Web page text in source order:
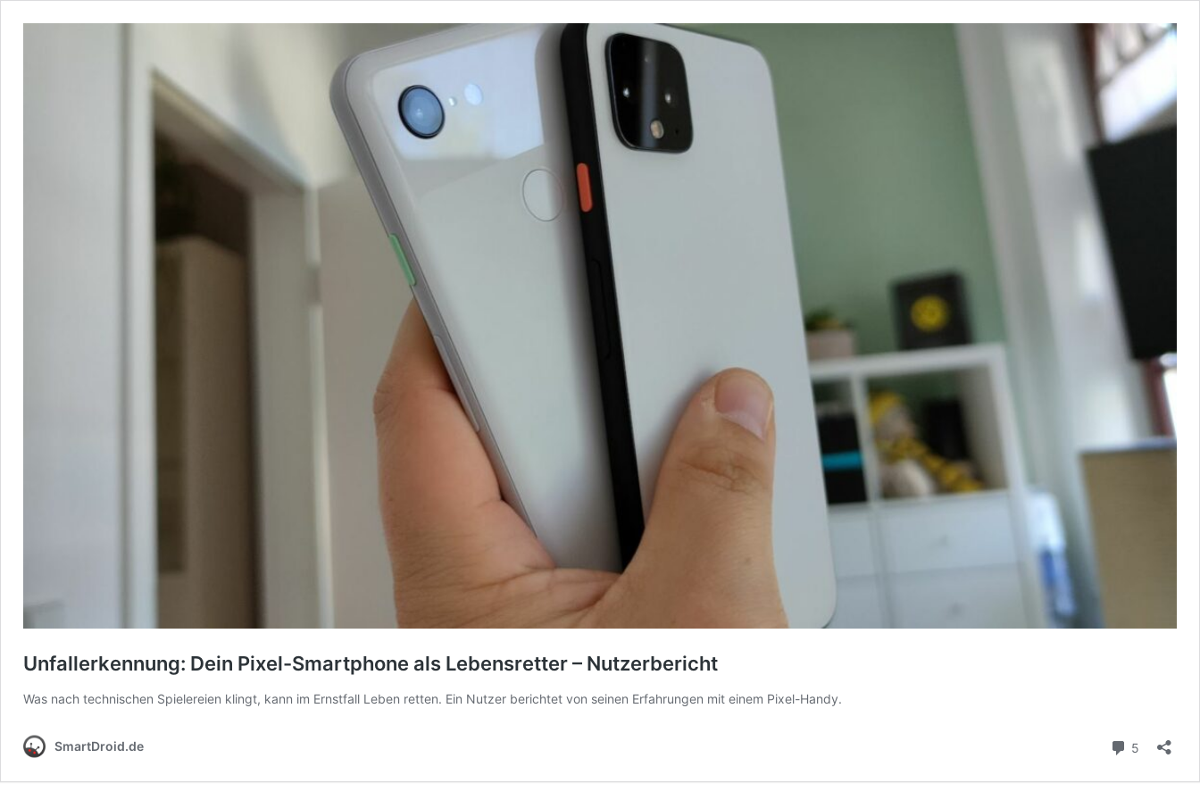
Unfallerkennung: Dein Pixel-Smartphone als Lebensretter – Nutzerbericht
Was nach technischen Spielereien klingt, kann im Ernstfall Leben retten. Ein Nutzer berichtet von seinen Erfahrungen mit einem Pixel-Handy.
SmartDroid.de 5